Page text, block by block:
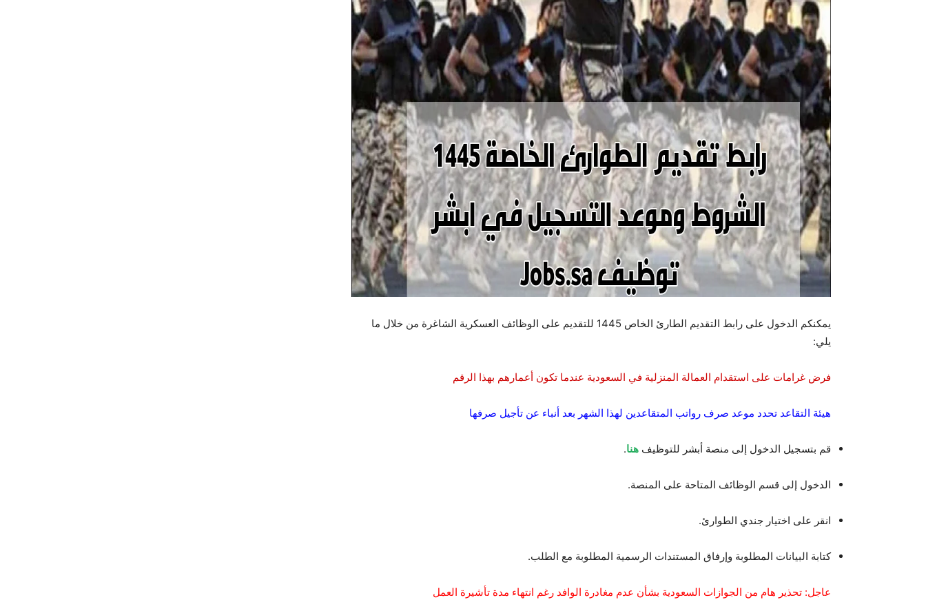
يمكنكم الدخول على رابط التقديم الطارئ الخاص 1445 للتقديم على الوظائف العسكرية الشاغرة من خلال ما
يلي:
فرض غرامات على استقدام العمالة المنزلية في السعودية عندما تكون أعمارهم بهذا الرقم
هيئة التقاعد تحدد موعد صرف رواتب المتقاعدين لهذا الشهر بعد أنباء عن تأجيل صرفها
قم بتسجيل الدخول إلى منصة أبشر للتوظيف هنا.
الدخول إلى قسم الوظائف المتاحة على المنصة.
انقر على اختيار جندي الطوارئ.
كتابة البيانات المطلوبة وإرفاق المستندات الرسمية المطلوبة مع الطلب.
عاجل: تحذير هام من الجوازات السعودية بشأن عدم مغادرة الوافد رغم انتهاء مدة تأشيرة العمل